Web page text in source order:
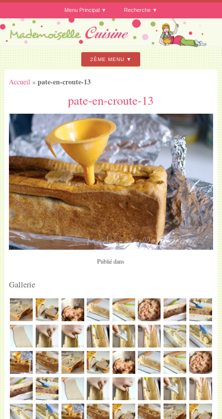
Menu Principal Recherche
2ÈME MENU
Accueil » pate-en-croute-13
pate-en-croute-13
Publié dans
Gallerie